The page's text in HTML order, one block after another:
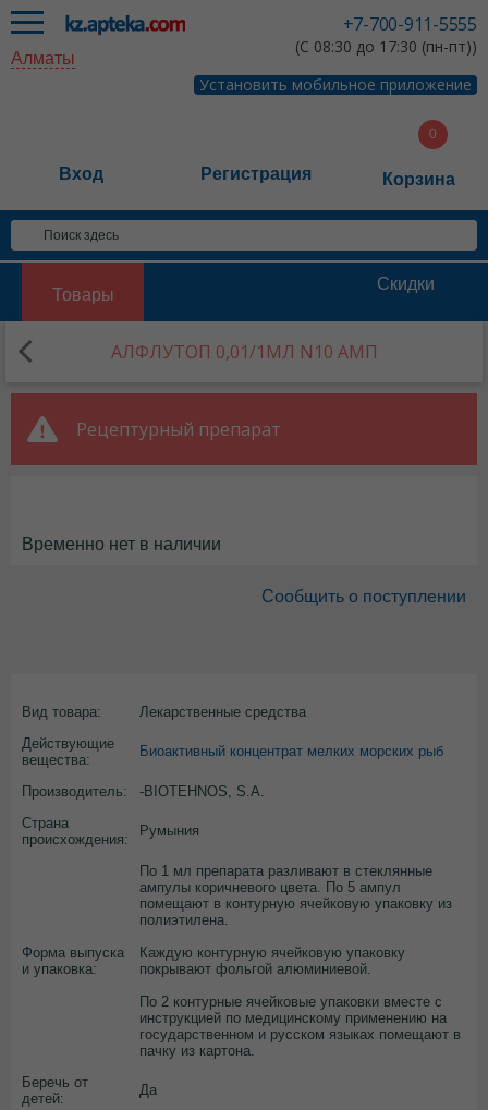
+7-700-911-5555
(С 08:30 до 17:30 (пн-пт))
Установить мобильное приложение
Алматы
Вход Регистрация Корзина
Товары
Скидки
АЛФЛУТОП 0,01/1МЛ N10 АМП
Рецептурный препарат
Временно нет в наличии
Сообщить о поступлении
Вид товара:
Лекарственные средства
Действующие
вещества:
Биоактивный концентрат мелких морских рыб
Производитель:
-BIOTEHNOS, S.A.
Страна
происхождения:
Румыния
Форма выпуска
и упаковка:
По 1 мл препарата разливают в стеклянные
ампулы коричневого цвета. По 5 ампул
помещают в контурную ячейковую упаковку из
полиэтилена.
Каждую контурную ячейковую упаковку
покрывают фольгой алюминиевой.
По 2 контурные ячейковые упаковки вместе с
инструкцией по медицинскому применению на
государственном и русском языках помещают в
пачку из картона.
Беречь от
детей:
Да